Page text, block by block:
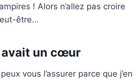
! Alors n’allez pas croire
être…
avait un cœur
vous l’assurer parce que j’en